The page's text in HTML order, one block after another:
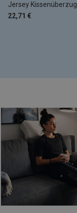
Jersey Kissenüberzug
22,71 €